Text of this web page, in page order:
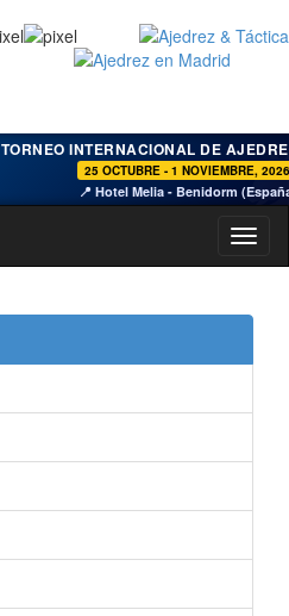
TORNEO INTERNACIONAL DE
25 OCTUBRE - 1 NOVIEMBRE, 2026
📍 Hotel Melia - Benidorm